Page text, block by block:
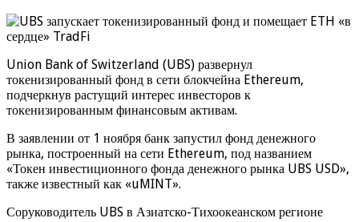
Union Bank of Switzerland (UBS) развернул
токенизированный фонд в сети блокчейна Ethereum,
подчеркнув растущий интерес инвесторов к
токенизированным финансовым активам.
В заявлении от 1 ноября банк запустил фонд денежного
рынка, построенный на сети Ethereum, под названием
«Токен инвестиционного фонда денежного рынка UBS USD»,
также известный как «uMINT».
Соруководитель UBS в Азиатско-Тихоокеанском регионе